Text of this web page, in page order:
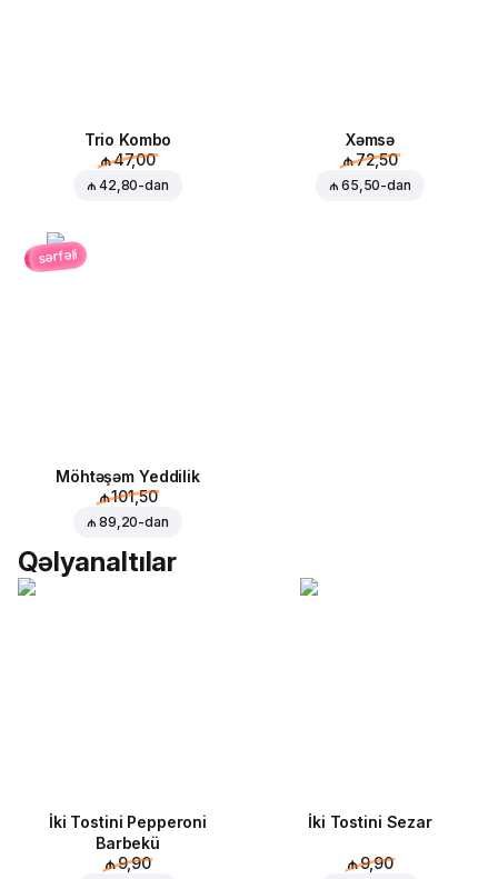
Trio Kombo
₼ 47,00
₼ 42,80-dan
Xəmsə
₼ 72,50
₼ 65,50-dan
sərfəli
Möhtəşəm Yeddilik
₼ 101,50
₼ 89,20-dan
Qəlyanaltılar
İki Tostini Pepperoni
Barbekü
₼ 9,90
İki Tostini Sezar
₼ 9,90